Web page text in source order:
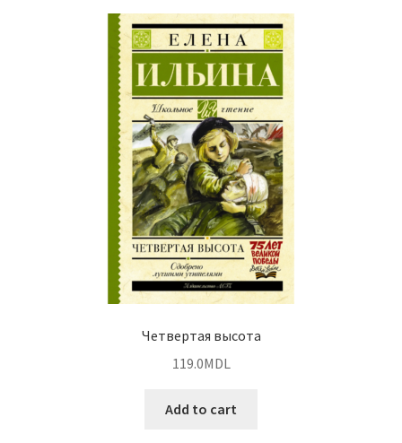
Четвертая высота
119.0MDL
Add to cart